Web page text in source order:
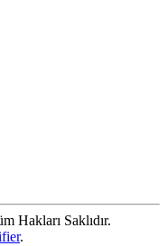
Hakları Saklıdır.
.